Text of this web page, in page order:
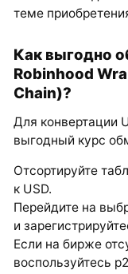
теме
Как выгодно
Robinhood
Chain)?
Для конвертации
выгодный курс
Отсортируйте
к USD.
Перейдите на
и
Если на бирже
воспользуйтесь